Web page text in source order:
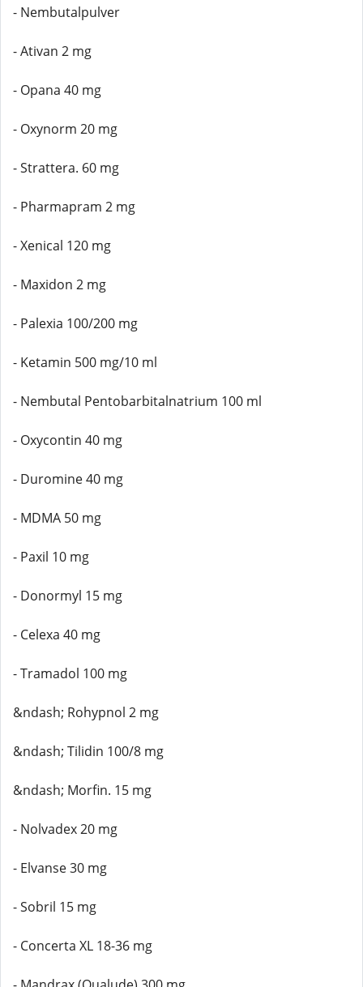
- Nembutalpulver
- Ativan 2 mg
- Opana 40 mg
- Oxynorm 20 mg
- Strattera. 60 mg
- Pharmapram 2 mg
- Xenical 120 mg
- Maxidon 2 mg
- Palexia 100/200 mg
- Ketamin 500 mg/10 ml
- Nembutal Pentobarbitalnatrium 100 ml
- Oxycontin 40 mg
- Duromine 40 mg
- MDMA 50 mg
- Paxil 10 mg
- Donormyl 15 mg
- Celexa 40 mg
- Tramadol 100 mg
&ndash; Rohypnol 2 mg
&ndash; Tilidin 100/8 mg
&ndash; Morfin. 15 mg
- Nolvadex 20 mg
- Elvanse 30 mg
- Sobril 15 mg
- Concerta XL 18-36 mg